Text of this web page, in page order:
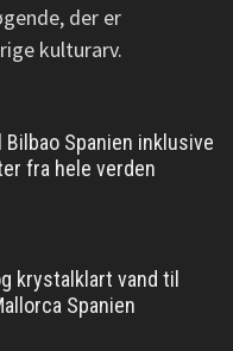
der er
kulturarv.
Spanien inklusive
fra hele verden
krystalklart vand til
Spanien